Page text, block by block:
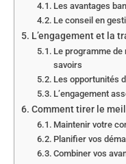
Les avantages
Le conseil en
L’engagement et la
Le programme
savoirs
Les opportunités
L’engagement
Comment tirer le
Maintenir votre
Planifier vos
Combiner vos